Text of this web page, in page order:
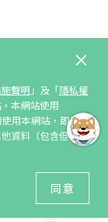
聲明 」及「隱私權
本網站使用
用本網站，即表示
資料（包含但不限
同意